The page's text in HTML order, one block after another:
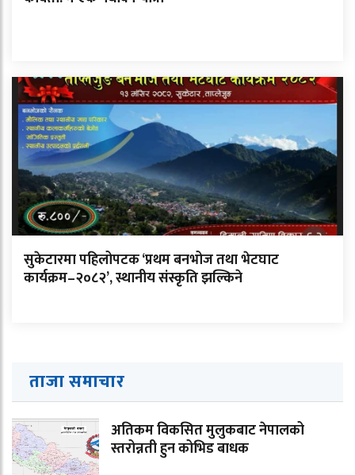
सुकेटारमा पहिलोपटक ‘प्रथम बनभोज तथा भेटघाट
कार्यक्रम–२०८२’, स्थानीय संस्कृति झल्किने
ताजा समाचार
अतिकम विकसित मुलुकबाट नेपालको
स्तरोन्नती हुन कोभिड बाधक